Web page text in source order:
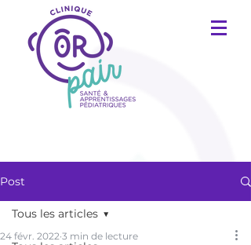
Post
Tous les articles
24 févr. 2022 3 min de lecture